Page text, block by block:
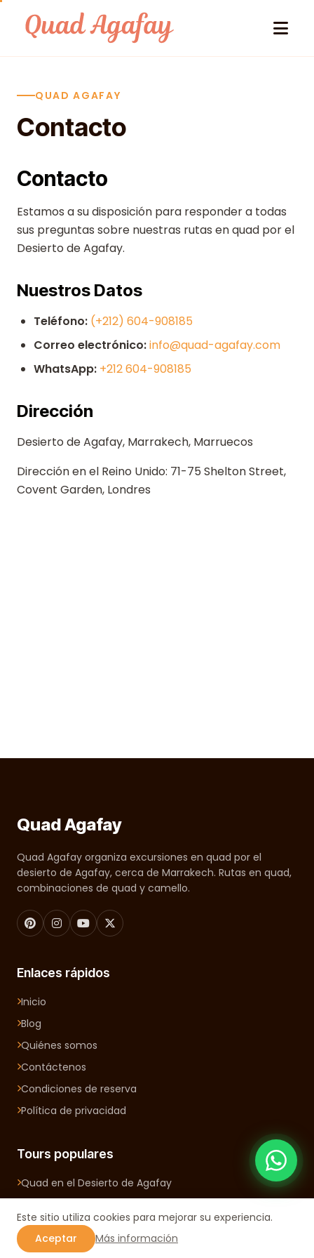
Skip to content
QUAD AGAFAY
Contacto
Contacto
Estamos a su disposición para responder a todas
sus preguntas sobre nuestras rutas en quad por el
Desierto de Agafay.
Nuestros Datos
Teléfono: (+212) 604-908185
Correo electrónico:info@quad-agafay.com
WhatsApp: +212 604-908185
Dirección
Desierto de Agafay, Marrakech, Marruecos
Dirección en el Reino Unido: 71-75 Shelton Street,
Covent Garden, Londres
Quad Agafay
Quad Agafay organiza excursiones en quad por el
desierto de Agafay, cerca de Marrakech. Rutas en quad,
combinaciones de quad y camello.
Enlaces rápidos
Inicio
Blog
Quiénes somos
Contáctenos
Condiciones de reserva
Política de privacidad
Tours populares
Quad en el Desierto de Agafay
Contacto
Este sitio utiliza cookies para mejorar su experiencia.
Aceptar
Más información